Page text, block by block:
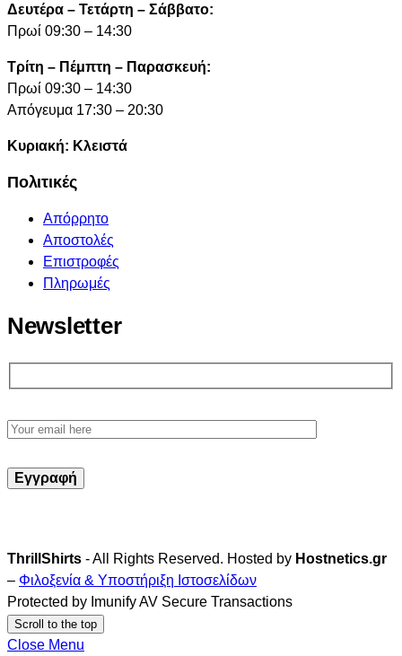
Δευτέρα – Τετάρτη – Σάββατο:
Πρωί 09:30 – 14:30
Τρίτη – Πέμπτη – Παρασκευή:
Πρωί 09:30 – 14:30
Απόγευμα 17:30 – 20:30
Κυριακή: Κλειστά
Πολιτικές
Απόρρητο
Αποστολές
Επιστροφές
Πληρωμές
Newsletter
ThrillShirts - All Rights Reserved. Hosted by Hostnetics.gr
– Φιλοξενία & Υποστήριξη Ιστοσελίδων
Protected by Imunify AV Secure Transactions
Scroll to the top
Close Menu